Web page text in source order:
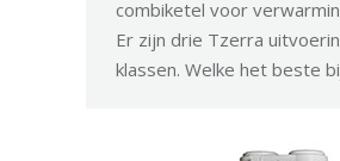
combiketel voor
Er zijn drie Tzerra
klassen. Welke het beste